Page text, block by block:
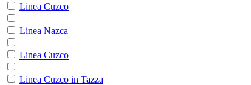
Linea Cuzco
Linea Nazca
Linea Cuzco
Linea Cuzco in Tazza